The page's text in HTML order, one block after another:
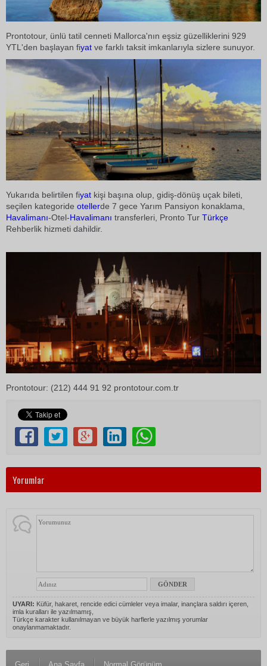
Prontotour, ünlü tatil cenneti Mallorca'nın eşsiz güzelliklerini 929
YTL'den başlayan fiyat ve farklı taksit imkanlarıyla sizlere sunuyor.
Yukarıda belirtilen fiyat kişi başına olup, gidiş-dönüş uçak bileti,
seçilen kategoride otellerde 7 gece Yarım Pansiyon konaklama,
Havalimanı-Otel-Havalimanı transferleri, Pronto Tur Türkçe
Rehberlik hizmeti dahildir.
Prontotour: (212) 444 91 92 prontotour.com.tr
Yorumlar
UYARI: Küfür, hakaret, rencide edici cümleler veya imalar, inançlara saldırı içeren,
imla kuralları ile yazılmamış,
Türkçe karakter kullanılmayan ve büyük harflerle yazılmış yorumlar
onaylanmamaktadır.